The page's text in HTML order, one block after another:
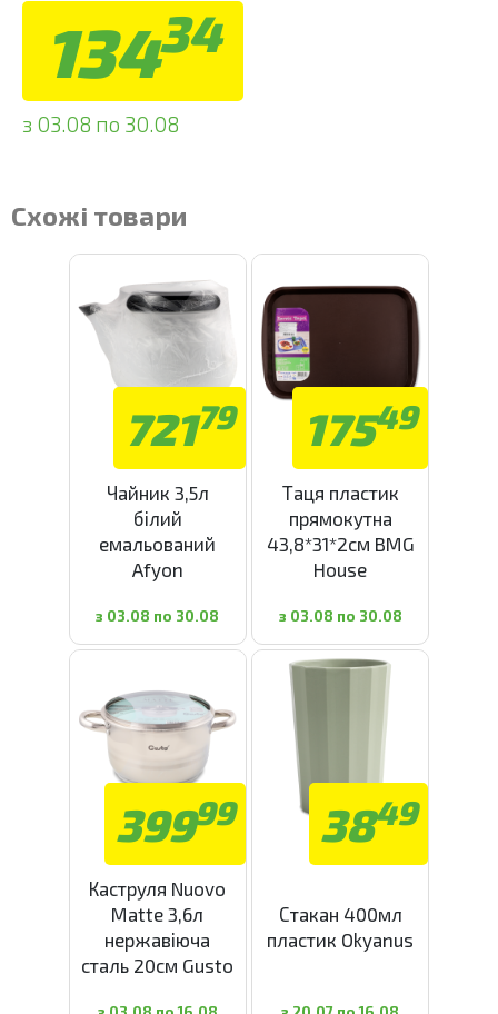
13434
з 03.08 по 30.08
Схожі товари
72179
Чайник 3,5л
білий
емальований
Afyon
з 03.08 по 30.08
17549
Таця пластик
прямокутна
43,8*31*2см BMG
House
з 03.08 по 30.08
39999
Каструля Nuovo
Matte 3,6л
нержавіюча
сталь 20см Gusto
3849
Стакан 400мл
пластик Okyanus